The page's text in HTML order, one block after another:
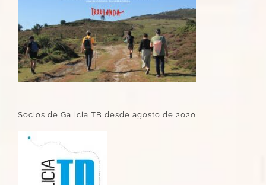
Socios de Galicia TB desde agosto de 2020